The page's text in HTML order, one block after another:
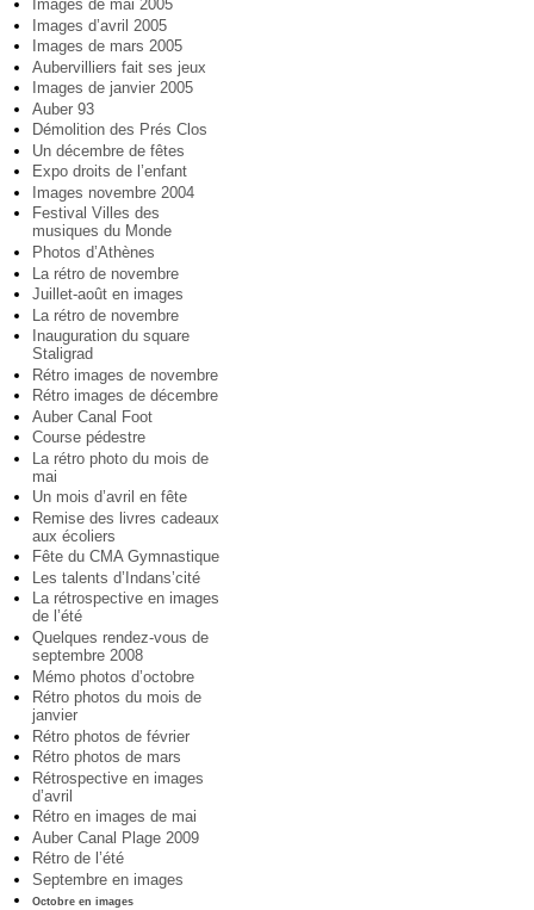
Images de mai 2005
Images d’avril 2005
Images de mars 2005
Aubervilliers fait ses jeux
Images de janvier 2005
Auber 93
Démolition des Prés Clos
Un décembre de fêtes
Expo droits de l’enfant
Images novembre 2004
Festival Villes des
musiques du Monde
Photos d’Athènes
La rétro de novembre
Juillet-août en images
La rétro de novembre
Inauguration du square
Staligrad
Rétro images de novembre
Rétro images de décembre
Auber Canal Foot
Course pédestre
La rétro photo du mois de
mai
Un mois d’avril en fête
Remise des livres cadeaux
aux écoliers
Fête du CMA Gymnastique
Les talents d’Indans’cité
La rétrospective en images
de l’été
Quelques rendez-vous de
septembre 2008
Mémo photos d’octobre
Rétro photos du mois de
janvier
Rétro photos de février
Rétro photos de mars
Rétrospective en images
d’avril
Rétro en images de mai
Auber Canal Plage 2009
Rétro de l’été
Septembre en images
Octobre en images